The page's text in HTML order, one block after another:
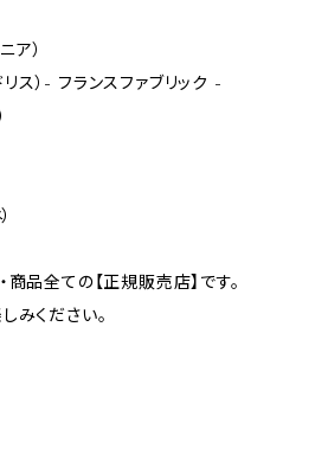
）
ス）- フランスファブリック -
品全ての【正規販売店】です。
みください。